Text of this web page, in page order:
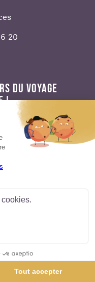
20
DU VOYAGE
!
actualités des
de cœur,
vos prochains